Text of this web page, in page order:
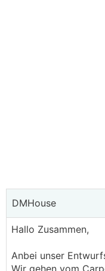
DMHouse
Hallo Zusammen,
Anbei unser
Wir gehen vom